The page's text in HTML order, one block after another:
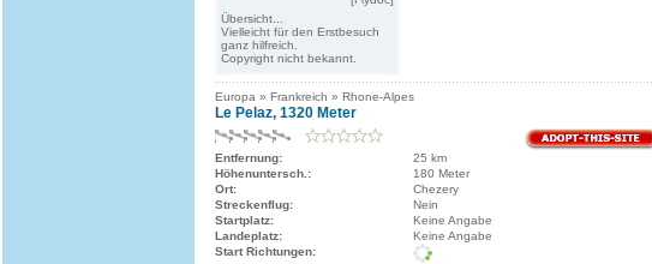
Übersicht...
Vielleicht für den Erstbesuch
ganz hilfreich.
Copyright nicht bekannt.
Europa » Frankreich » Rhone-Alpes
Le Pelaz, 1320 Meter
Entfernung:
25 km
Höhenuntersch.:
180 Meter
Ort:
Chezery
Streckenflug:
Nein
Startplatz:
Keine Angabe
Landeplatz:
Keine Angabe
Start Richtungen: